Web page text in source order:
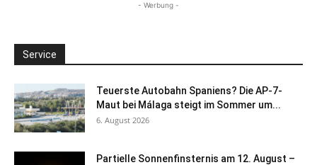
- Werbung -
Service
Teuerste Autobahn Spaniens? Die AP-7-
Maut bei Málaga steigt im Sommer um...
6. August 2026
Partielle Sonnenfinsternis am 12. August –